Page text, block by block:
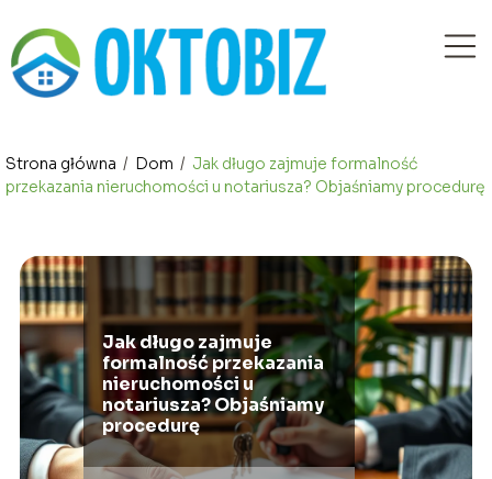
Strona główna / Dom / Jak długo zajmuje formalność
przekazania nieruchomości u notariusza? Objaśniamy procedurę
Jak długo zajmuje
formalność przekazania
nieruchomości u
notariusza? Objaśniamy
procedurę